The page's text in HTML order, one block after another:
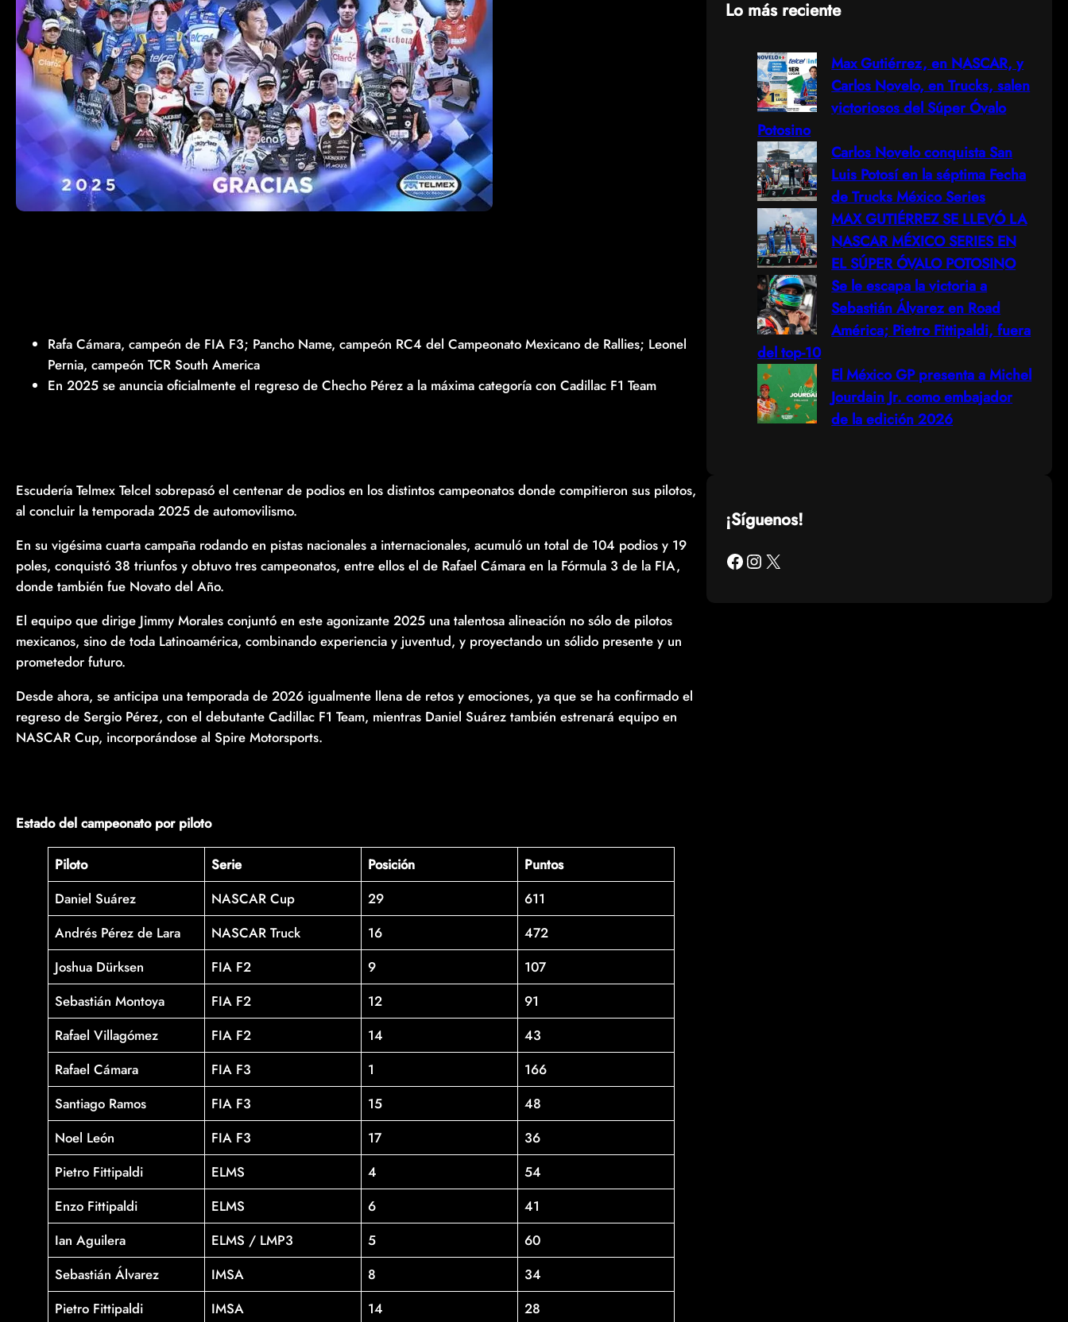
Rafa Cámara, campeón de FIA F3; Pancho Name, campeón RC4 del Campeonato Mexicano de Rallies; Leonel
Pernia, campeón TCR South America
En 2025 se anuncia oficialmente el regreso de Checho Pérez a la máxima categoría con Cadillac F1 Team
Escudería Telmex Telcel sobrepasó el centenar de podios en los distintos campeonatos donde compitieron sus pilotos,
al concluir la temporada 2025 de automovilismo.
En su vigésima cuarta campaña rodando en pistas nacionales a internacionales, acumuló un total de 104 podios y 19
poles, conquistó 38 triunfos y obtuvo tres campeonatos, entre ellos el de Rafael Cámara en la Fórmula 3 de la FIA,
donde también fue Novato del Año.
El equipo que dirige Jimmy Morales conjuntó en este agonizante 2025 una talentosa alineación no sólo de pilotos
mexicanos, sino de toda Latinoamérica, combinando experiencia y juventud, y proyectando un sólido presente y un
prometedor futuro.
Desde ahora, se anticipa una temporada de 2026 igualmente llena de retos y emociones, ya que se ha confirmado el
regreso de Sergio Pérez, con el debutante Cadillac F1 Team, mientras Daniel Suárez también estrenará equipo en
NASCAR Cup, incorporándose al Spire Motorsports.
Estado del campeonato por piloto
Piloto Serie Posición
Puntos
Daniel Suárez
NASCAR Cup 29
611
Andrés Pérez de Lara
NASCAR Truck 16
472
Joshua Dürksen
FIA F2 9
107
Sebastián Montoya
FIA F2 12
91
Rafael Villagómez
FIA F2 14
43
Rafael Cámara
FIA F3 1
166
Santiago Ramos
FIA F3 15
48
Noel León
FIA F3 17
36
Pietro Fittipaldi
ELMS 4
54
Enzo Fittipaldi
ELMS 6
41
Ian Aguilera
ELMS / LMP3 5
60
Sebastián Álvarez
IMSA 8
34
Pietro Fittipaldi
IMSA 14
28
Lo más reciente
Max Gutiérrez, en NASCAR, y
Carlos Novelo, en Trucks, salen
victoriosos del Súper Óvalo
Potosino
Carlos Novelo conquista San
Luis Potosí en la séptima Fecha
de Trucks México Series
MAX GUTIÉRREZ SE LLEVÓ LA
NASCAR MÉXICO SERIES EN
EL SÚPER ÓVALO POTOSINO
Se le escapa la victoria a
Sebastián Álvarez en Road
América; Pietro Fittipaldi, fuera
del top-10
El México GP presenta a Michel
Jourdain Jr. como embajador
de la edición 2026
¡Síguenos!
Facebook Instagram X